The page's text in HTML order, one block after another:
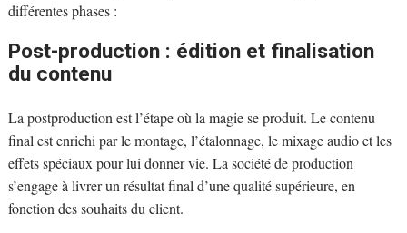
différentes phases :
Post-production : édition et finalisation
du contenu
La postproduction est l’étape où la magie se produit. Le contenu
final est enrichi par le montage, l’étalonnage, le mixage audio et les
effets spéciaux pour lui donner vie. La société de production
s’engage à livrer un résultat final d’une qualité supérieure, en
fonction des souhaits du client.